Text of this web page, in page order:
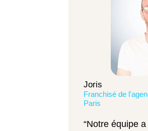
Joris
Franchisé de
Paris
“Notre équipe